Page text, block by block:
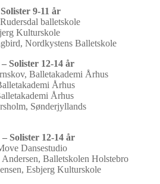
9-11 år
balletskole
Kulturskole
Nordkystens Balletskole
Solister 12-14 år
Balletakademi Århus
Århus
Århus
Sønderjyllands
Solister 12-14 år
Dansestudio
Balletskolen Holstebro
Esbjerg Kulturskole